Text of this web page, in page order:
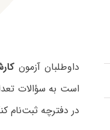
داوطلبان آزمون
است به سؤالات
در دفترچه‌ ثبت‌نام